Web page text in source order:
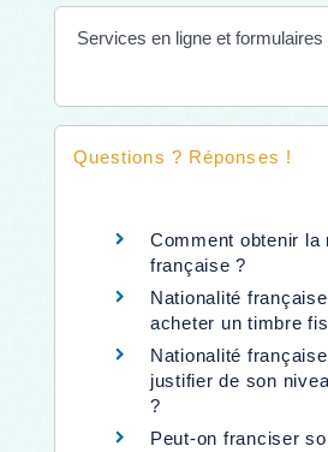
Services en ligne et formulaires
Questions ? Réponses !
Comment obtenir la
française ?
Nationalité
acheter un timbre
Nationalité
justifier de son
?
Peut-on franciser